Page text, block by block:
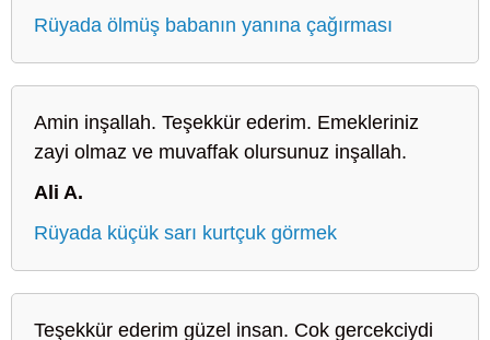
Rüyada ölmüş babanın yanına çağırması
Amin inşallah. Teşekkür ederim. Emekleriniz
zayi olmaz ve muvaffak olursunuz inşallah.
Ali A.
Rüyada küçük sarı kurtçuk görmek
Teşekkür ederim güzel insan. Cok gercekciydi